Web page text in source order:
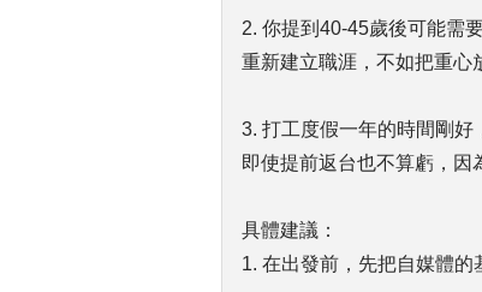
2. 你提到40-45歲後可能需
重新建立職涯，不如把重心
3. 打工度假一年的時間剛好
即使提前返台也不算虧，因
具體建議：
1. 在出發前，先把自媒體的